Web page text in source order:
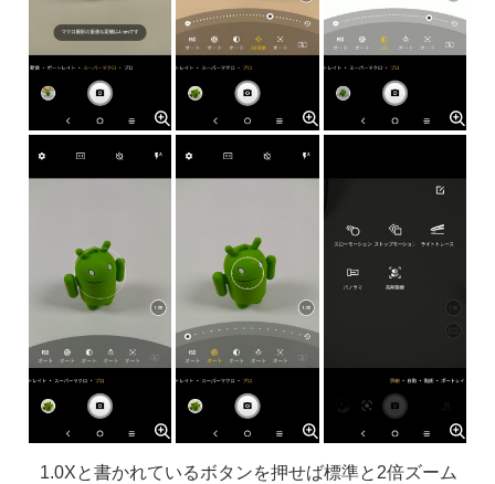
1.0Xと書かれているボタンを押せば標準と2倍ズーム